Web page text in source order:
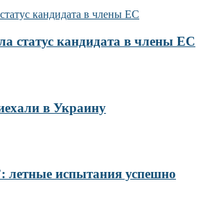
статус кандидата в члены ЕС
в Украину
летные испытания успешно